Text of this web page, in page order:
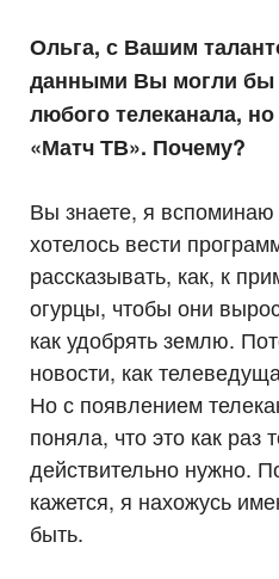
Ольга, с Вашим
данными Вы могли бы
любого телеканала,
«Матч ТВ». Почему?
Вы знаете, я
хотелось вести
рассказывать, как, к
огурцы, чтобы они
как удобрять землю.
новости, как
Но с появлением
поняла, что это как раз
действительно нужно.
кажется, я нахожусь
быть.